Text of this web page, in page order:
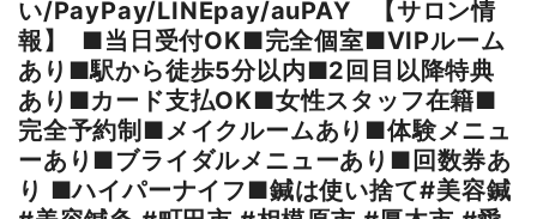
い/PayPay/LINEpay/auPAY 【サロン情
報】 ■当日受付OK■完全個室■VIPルーム
あり■駅から徒歩5分以内■2回目以降特典
あり■カード支払OK■女性スタッフ在籍■
完全予約制■メイクルームあり■体験メニュ
ーあり■ブライダルメニューあり■回数券あ
り ■ハイパーナイフ■鍼は使い捨て⁡#美容鍼